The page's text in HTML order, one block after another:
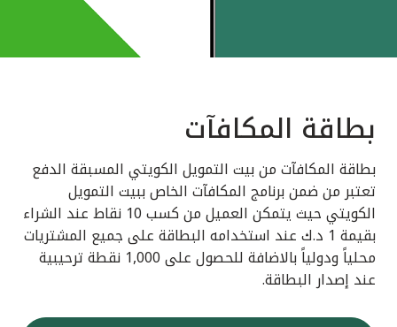
بطاقة المكافآت
بطاقة المكافآت من بيت التمويل الكويتي المسبقة الدفع
تعتبر من ضمن برنامج المكافآت الخاص ببيت التمويل
الكويتي حيث يتمكن العميل من كسب 10 نقاط عند الشراء
بقيمة 1 د.ك عند استخدامه البطاقة على جميع المشتريات
محلياً ودولياً بالاضافة للحصول على 1,000 نقطة ترحيبية
عند إصدار البطاقة.